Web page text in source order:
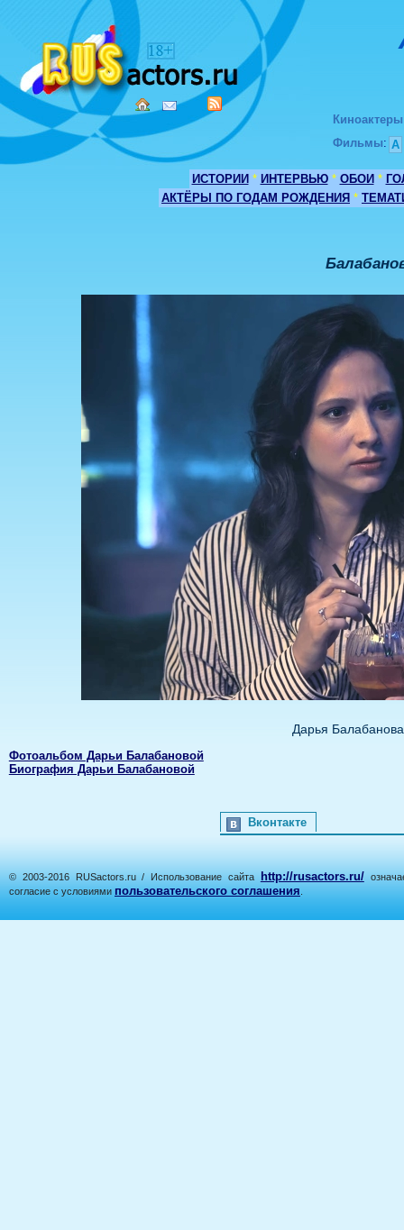
Киноактеры
Фильмы: А
ИСТОРИИ * ИНТЕРВЬЮ * ОБОИ *
АКТЁРЫ ПО ГОДАМ РОЖДЕНИЯ *
Дарья
Фотоальбом Дарьи Балабановой
Биография Дарьи Балабановой
Вконтакте
© 2003-2016 RUSactors.ru / Использование сайта http://rusactors.ru/
согласие с условиями пользовательского соглашения